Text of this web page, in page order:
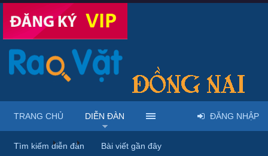
Diễn đàn ... Rao vặt tổng hợp - Uy tín - Miễn phí
TRANG CHỦ DIỄN ĐÀN
Tìm kiếm diễn đàn Bài viết gần đây
ĐĂNG NHẬP